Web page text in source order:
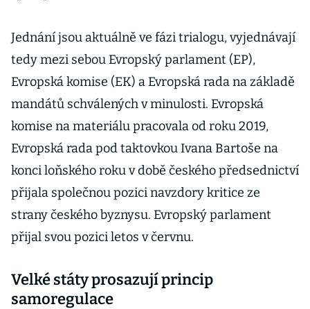
Jednání jsou aktuálně ve fázi trialogu, vyjednávají
tedy mezi sebou Evropský parlament (EP),
Evropská komise (EK) a Evropská rada na základě
mandátů schválených v minulosti. Evropská
komise na materiálu pracovala od roku 2019,
Evropská rada pod taktovkou Ivana Bartoše na
konci loňského roku v době českého předsednictví
přijala společnou pozici navzdory kritice ze
strany českého byznysu. Evropský parlament
přijal svou pozici letos v červnu.
Velké státy prosazují princip
samoregulace